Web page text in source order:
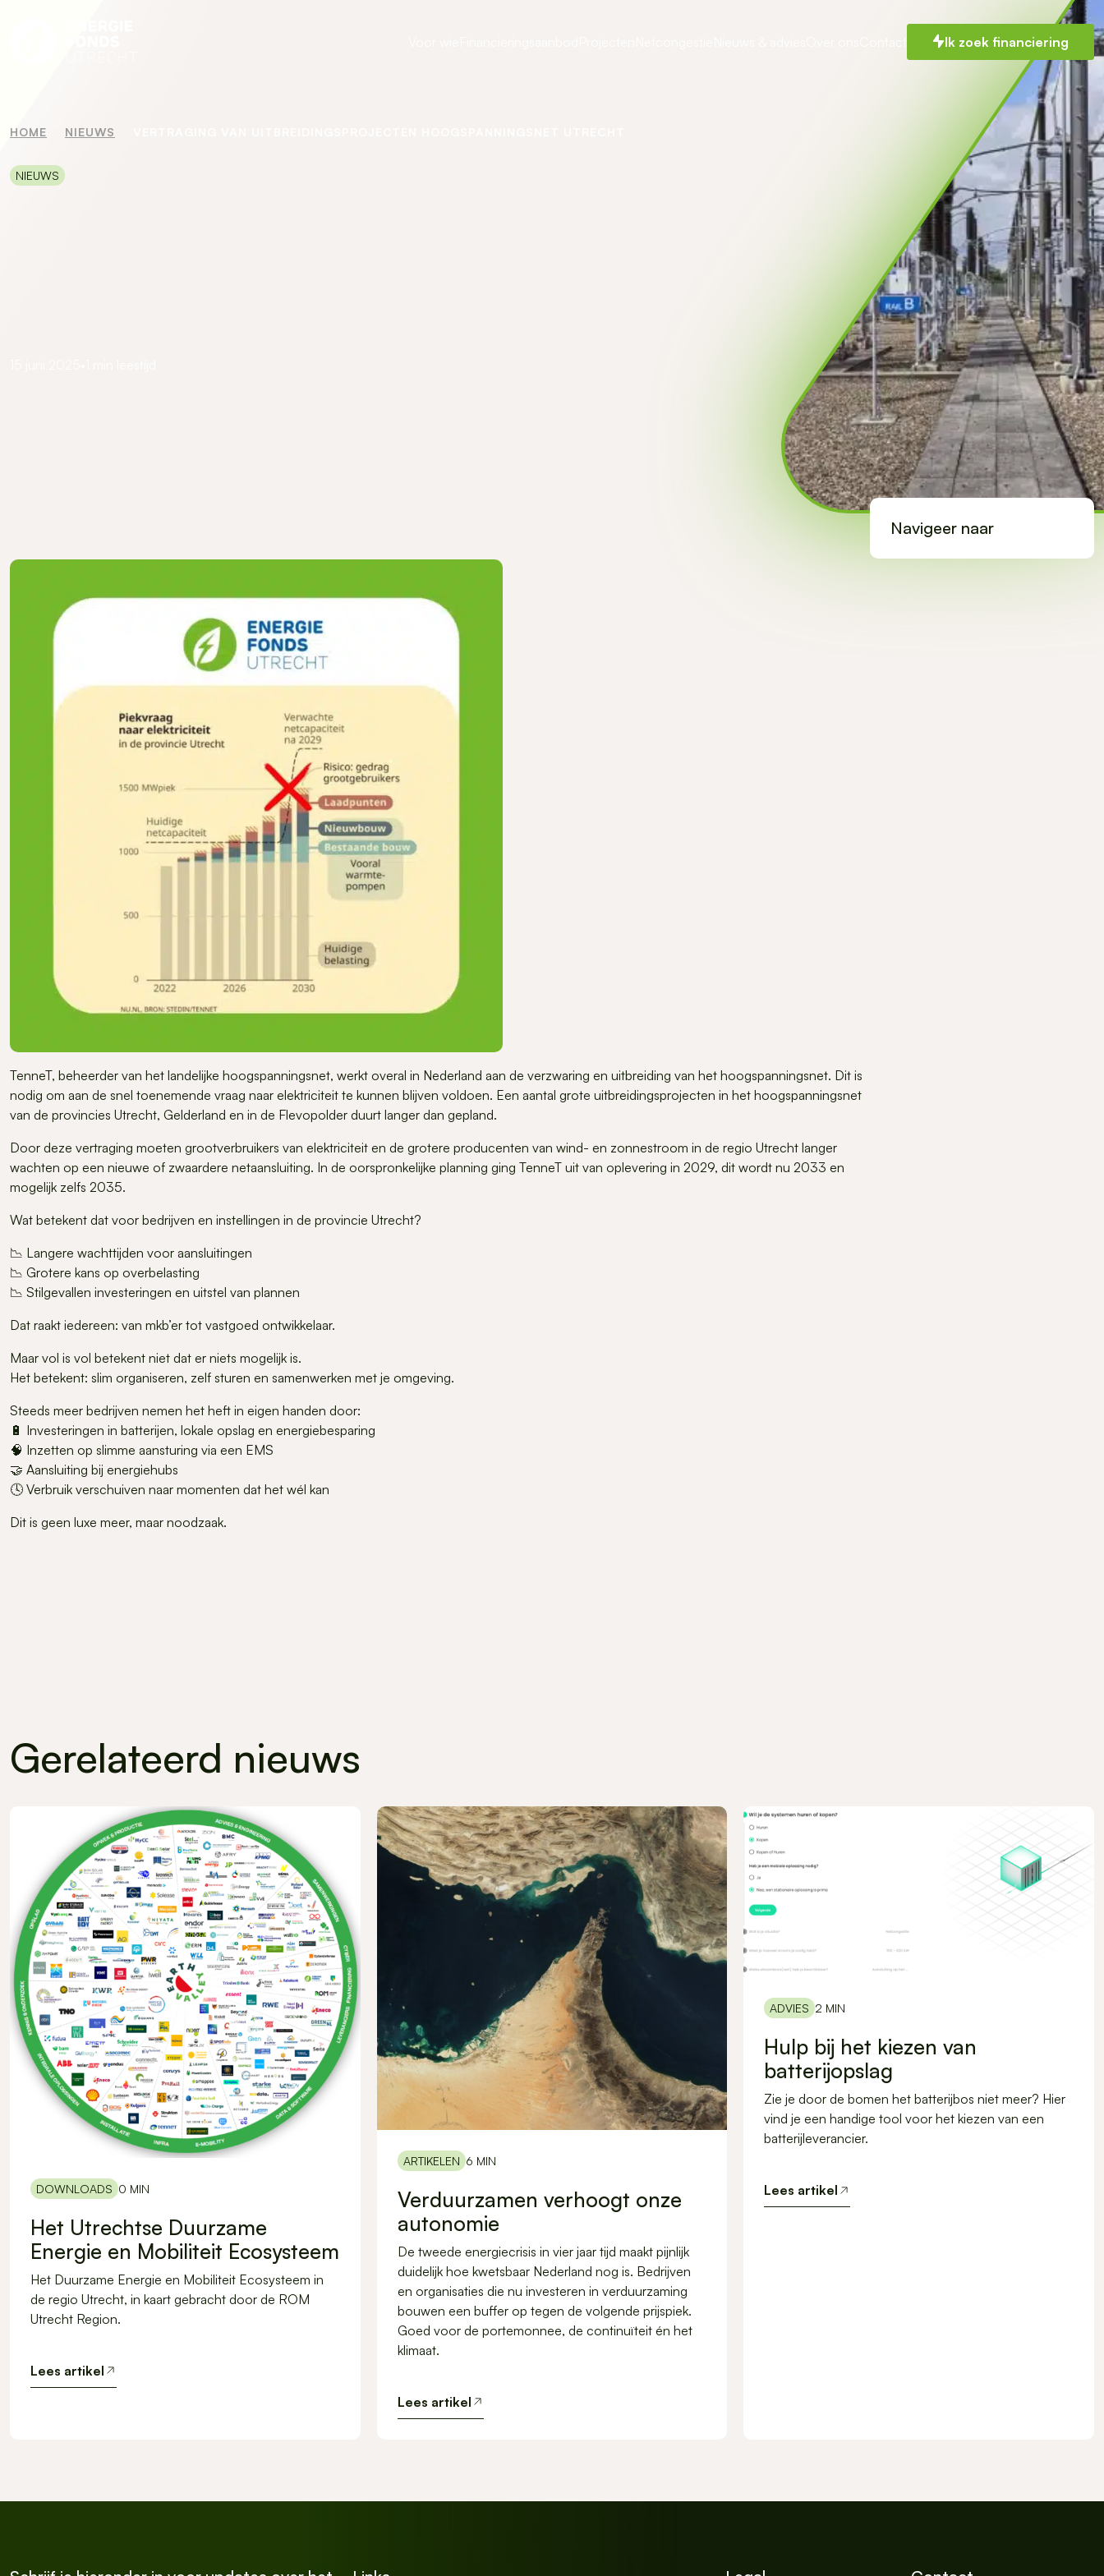
Ik zoek financiering
HOME NIEUWS
NIEUWS
TenneT, beheerder van het landelijke hoogspanningsnet, werkt overal in Nederland aan de verzwaring en uitbreiding van het hoogspanningsnet. Dit is
nodig om aan de snel toenemende vraag naar elektriciteit te kunnen blijven voldoen. Een aantal grote uitbreidingsprojecten in het hoogspanningsnet
van de provincies Utrecht, Gelderland en in de Flevopolder duurt langer dan gepland.
Door deze vertraging moeten grootverbruikers van elektriciteit en de grotere producenten van wind- en zonnestroom in de regio Utrecht langer
wachten op een nieuwe of zwaardere netaansluiting. In de oorspronkelijke planning ging TenneT uit van oplevering in 2029, dit wordt nu 2033 en
mogelijk zelfs 2035.
Wat betekent dat voor bedrijven en instellingen in de provincie Utrecht?
📉 Langere wachttijden voor aansluitingen
📉 Grotere kans op overbelasting
📉 Stilgevallen investeringen en uitstel van plannen
Dat raakt iedereen: van mkb’er tot vastgoed ontwikkelaar.
Maar vol is vol betekent niet dat er niets mogelijk is.
Het betekent: slim organiseren, zelf sturen en samenwerken met je omgeving.
Steeds meer bedrijven nemen het heft in eigen handen door:
🔋 Investeringen in batterijen, lokale opslag en energiebesparing
🧠 Inzetten op slimme aansturing via een EMS
🤝 Aansluiting bij energiehubs
🕓 Verbruik verschuiven naar momenten dat het wél kan
Dit is geen luxe meer, maar noodzaak.
Navigeer naar
Gerelateerd nieuws
DOWNLOADS 0 MIN
Het Utrechtse Duurzame
Energie en Mobiliteit Ecosysteem
Het Duurzame Energie en Mobiliteit Ecosysteem in
de regio Utrecht, in kaart gebracht door de ROM
Utrecht Region.
Lees artikel
ARTIKELEN 6 MIN
Verduurzamen verhoogt onze
autonomie
De tweede energiecrisis in vier jaar tijd maakt pijnlijk
duidelijk hoe kwetsbaar Nederland nog is. Bedrijven
en organisaties die nu investeren in verduurzaming
bouwen een buffer op tegen de volgende prijspiek.
Goed voor de portemonnee, de continuïteit én het
klimaat.
Lees artikel
ADVIES 2 MIN
Hulp bij het kiezen van
batterijopslag
Zie je door de bomen het batterijbos niet meer? Hier
vind je een handige tool voor het kiezen van een
batterijleverancier.
Lees artikel